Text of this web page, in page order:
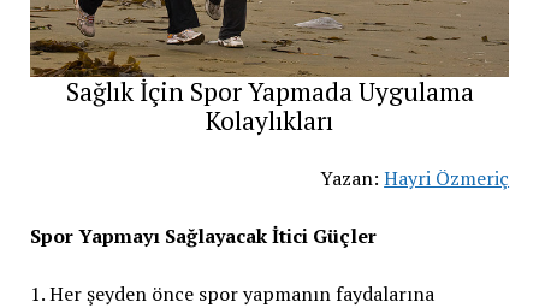
Sağlık İçin Spor Yapmada Uygulama
Kolaylıkları
Yazan:Hayri Özmeriç
Spor Yapmayı Sağlayacak İtici Güçler
1. Her şeyden önce spor yapmanın faydalarına